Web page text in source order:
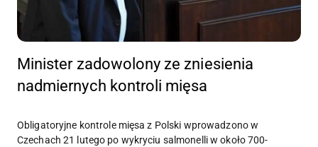
Minister zadowolony ze zniesienia
nadmiernych kontroli mięsa
Obligatoryjne kontrole mięsa z Polski wprowadzono w
Czechach 21 lutego po wykryciu salmonelli w około 700-